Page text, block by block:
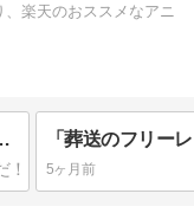
楽天のおススメなアニ
ュナちゃん関連グッズ
5ヶ月前